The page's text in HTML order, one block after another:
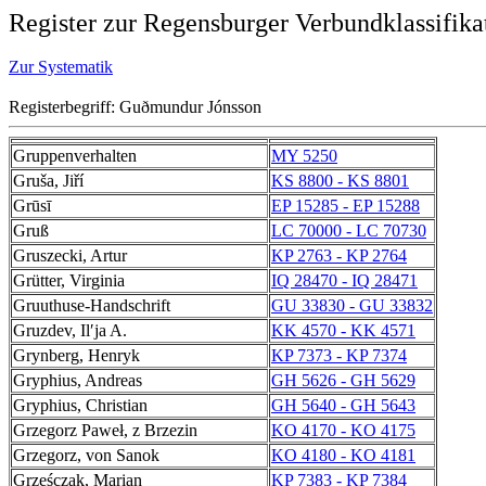
Register zur Regensburger
Zur Systematik
Registerbegriff: Guðmundur Jónsson
Gruppenverhalten
MY 5250
Gruša, Jiří
KS 8800 - KS 8801
Grūsī
EP 15285 - EP 15288
Gruß
LC 70000 - LC 70730
Gruszecki, Artur
KP 2763 - KP 2764
Grütter, Virginia
IQ 28470 - IQ 28471
Gruuthuse-Handschrift
GU 33830 - GU 33832
Gruzdev, Ilʹja A.
KK 4570 - KK 4571
Grynberg, Henryk
KP 7373 - KP 7374
Gryphius, Andreas
GH 5626 - GH 5629
Gryphius, Christian
GH 5640 - GH 5643
Grzegorz Paweł, z Brzezin
KO 4170 - KO 4175
Grzegorz, von Sanok
KO 4180 - KO 4181
Grześczak, Marian
KP 7383 - KP 7384